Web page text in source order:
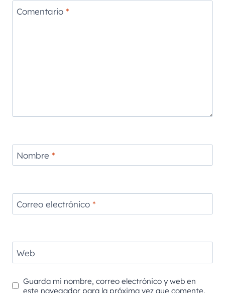
Comentario *
Nombre *
Correo electrónico *
Web
Guarda mi nombre, correo electrónico y web en
este navegador para la próxima vez que comente.